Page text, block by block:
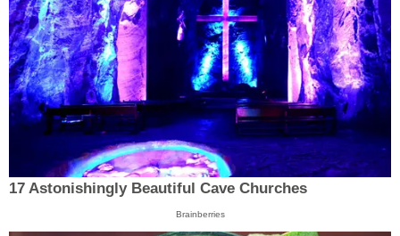
17 Astonishingly Beautiful Cave Churches
Brainberries